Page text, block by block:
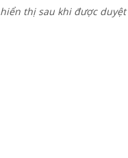
thị sau khi được duyệt